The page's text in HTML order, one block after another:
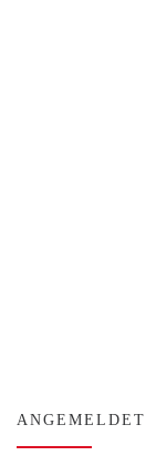
ANGEMELDET